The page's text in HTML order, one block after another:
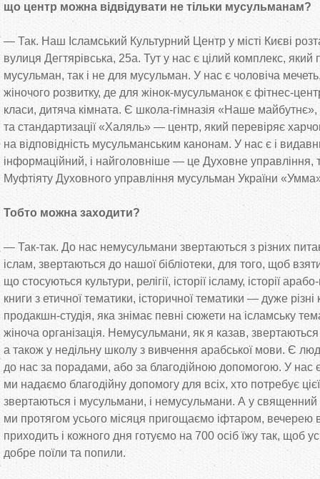
що центр можна відвідувати не тільки мусульманам?
— Так. Наш Ісламський Культурний Центр у місті Києві
вулиця Дегтярівська, 25а. Тут у нас є цілий комплекс, який
мусульман, так і не для мусульман. У нас є чоловіча
жіночого розвитку, де для жінок-мусульманок є фітнес-
класи, дитяча кімната. Є школа-гімназія «Наше майбутнє»,
та стандартизації«Халяль» — центр, який перевіряє
на відповідність мусульманським канонам. У нас є і
інформаційний, і найголовніше — це Духовне управління,
Муфтіяту Духовного управління мусульман України«Умма
Тобто можна заходити?
— Так-так. До нас немусульмани звертаються з різних
іслам, звертаються до нашої бібліотеки, для того, щоб
що стосуються культури, релігії, історії ісламу, історії
книги з етичної тематики, історичної тематики — дуже
продакшн-студія, яка знімає певні сюжети на ісламську
жіноча організація. Немусульмани, як я казав,
а також у недільну школу з вивчення арабської мови. Є
до нас за порадами, або за благодійною допомогою. У нас
ми надаємо благодійну допомогу для всіх, хто потребує
звертаються і мусульмани, і немусульмани. А у священний
ми протягом усього місяця пригощаємо іфтаром, вечерею
приходить і кожного дня готуємо на 700 осіб їжу так, щоб
добре поїли та попили.